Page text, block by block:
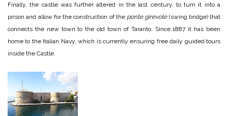
Finally, the castle was further altered in the last century, to turn it into a
prison and allow for the construction of the ponte girevole(swing bridge) that
connects the new town to the old town of Taranto. Since 1887 it has been
home to the Italian Navy, which is currently ensuring free daily guided tours
inside the Castle.